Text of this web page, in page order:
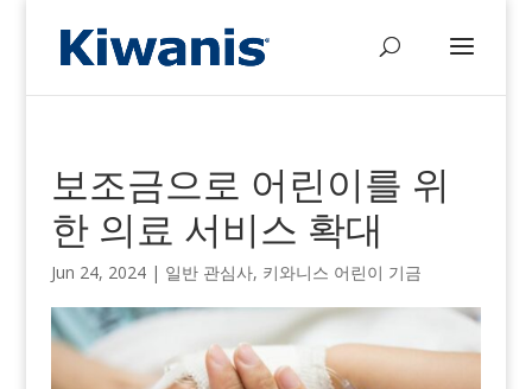
보조금으로 어린이를 위
한 의료 서비스 확대
Jun 24, 2024| 일반 관심사, 키와니스 어린이 기금